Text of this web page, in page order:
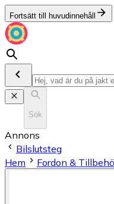
Fortsätt till huvudinnehåll
Sök
Annons
Bilslutsteg
Hem
Fordon &